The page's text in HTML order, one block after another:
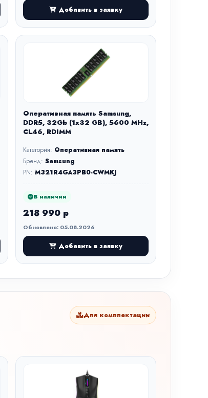
Добавить в заявку
Оперативная память Samsung,
DDR5, 32Gb (1x32 GB), 5600 MHz,
CL46, RDIMM
Категория: Оперативная память
Бренд: Samsung
PN: M321R4GA3PB0-CWMKJ
В наличии
218 990 р
Обновлено: 05.08.2026
Добавить в заявку
Для комплектации